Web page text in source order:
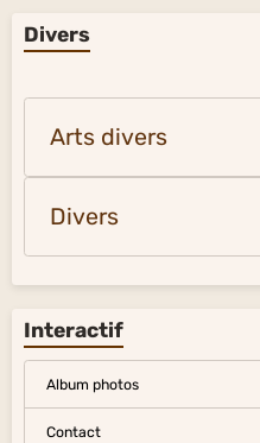
Divers
Arts divers
Divers
Interactif
Album photos
Contact